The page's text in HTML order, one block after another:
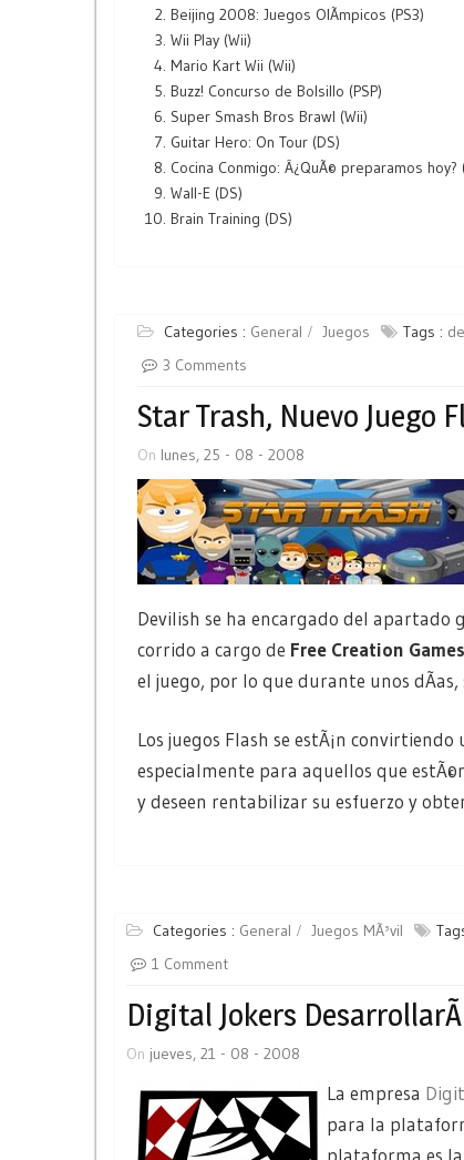
Beijing 2008: Juegos OlÃ­mpicos (PS3)
Wii Play (Wii)
Mario Kart Wii (Wii)
Buzz! Concurso de Bolsillo (PSP)
Super Smash Bros Brawl (Wii)
Guitar Hero: On Tour (DS)
Cocina Conmigo: Â¿QuÃ© preparamos hoy?
Wall-E (DS)
Brain Training (DS)
Categories : General Juegos Tags :
3 Comments
Star Trash, Nuevo Juego
On lunes, 25 - 08 - 2008
Devilish se ha encargado del apartado
corrido a cargo de Free Creation Games
el juego, por lo que durante unos dÃ­as,
Los juegos Flash se estÃ¡n
especialmente para aquellos que
y deseen rentabilizar su esfuerzo y
Categories : General Juegos MÃ³vil
1 Comment
Digital Jokers
On jueves, 21 - 08 - 2008
La empresa
para la
plataforma es